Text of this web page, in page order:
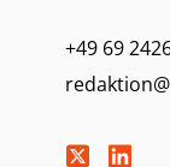
+49 69